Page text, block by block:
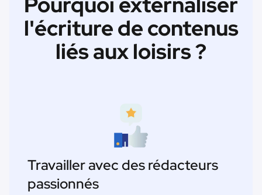
l'écriture de contenus
liés aux loisirs ?
Travailler avec des rédacteurs
passionnés